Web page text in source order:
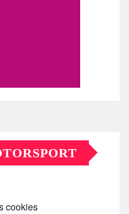
cookies